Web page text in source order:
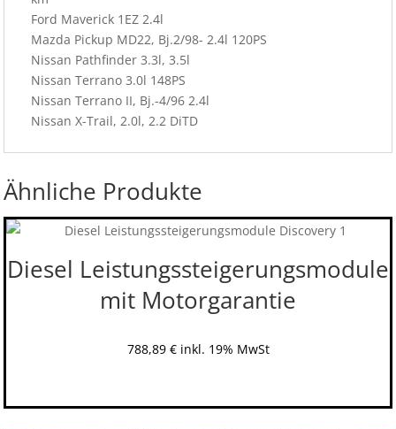
Ford Maverick 1EZ 2.4l
Mazda Pickup MD22, Bj.2/98- 2.4l 120PS
Nissan Pathfinder 3.3l, 3.5l
Nissan Terrano 3.0l 148PS
Nissan Terrano II, Bj.-4/96 2.4l
Nissan X-Trail, 2.0l, 2.2 DiTD
Ähnliche Produkte
Diesel Leistungssteigerungsmodule
mit Motorgarantie
788,89 € inkl. 19% MwSt